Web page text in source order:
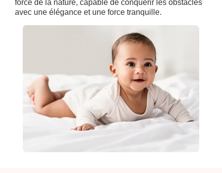
force de la nature, capable de conquérir les obstacles
avec une élégance et une force tranquille.